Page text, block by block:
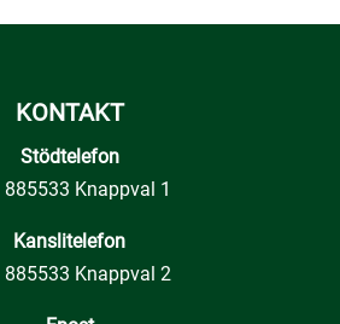
KONTAKT
Stödtelefon
885533 Knappval 1
Kanslitelefon
885533 Knappval 2